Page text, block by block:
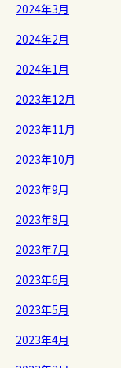
2024年3月
2024年2月
2024年1月
2023年12月
2023年11月
2023年10月
2023年9月
2023年8月
2023年7月
2023年6月
2023年5月
2023年4月